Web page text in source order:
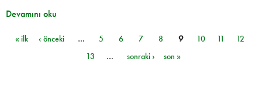
Devamını oku
Sayfalar
« ilk ‹ önceki … 5 6 7 8 9 10 11
12
13
… sonraki › son »